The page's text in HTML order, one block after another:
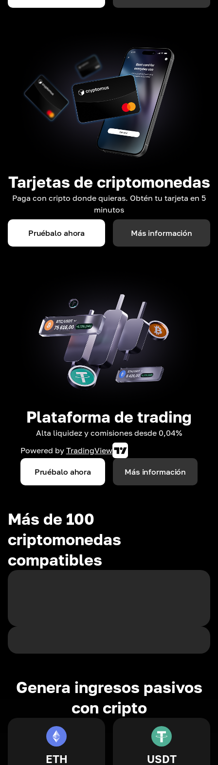
Tarjetas de criptomonedas
Paga con cripto donde quieras. Obtén tu tarjeta en 5
minutos
Pruébalo ahora Más información
Plataforma de trading
Alta liquidez y comisiones desde 0,04%
Powered by TradingView
Pruébalo ahora Más información
Más de 100
criptomonedas
compatibles
Genera ingresos pasivos
con cripto
ETH USDT